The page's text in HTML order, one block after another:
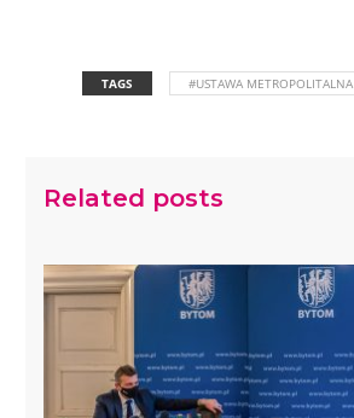
TAGS #USTAWA METROPOLITALNA
Related posts